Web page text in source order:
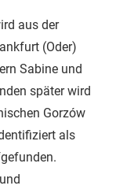
aus der
(Oder)
Sabine und
später wird
Gorzów
als